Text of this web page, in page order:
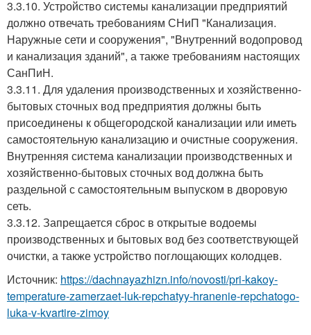
3.3.10. Устройство системы канализации предприятий
должно отвечать требованиям СНиП "Канализация.
Наружные сети и сооружения", "Внутренний водопровод
и канализация зданий", а также требованиям настоящих
СанПиН.
3.3.11. Для удаления производственных и хозяйственно-
бытовых сточных вод предприятия должны быть
присоединены к общегородской канализации или иметь
самостоятельную канализацию и очистные сооружения.
Внутренняя система канализации производственных и
хозяйственно-бытовых сточных вод должна быть
раздельной с самостоятельным выпуском в дворовую
сеть.
3.3.12. Запрещается сброс в открытые водоемы
производственных и бытовых вод без соответствующей
очистки, а также устройство поглощающих колодцев.
Источник: https://dachnayazhizn.info/novosti/pri-kakoy-
temperature-zamerzaet-luk-repchatyy-hranenie-repchatogo-
luka-v-kvartire-zimoy